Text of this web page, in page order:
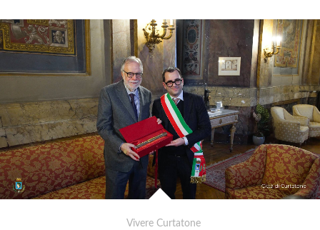
Vivere Curtatone